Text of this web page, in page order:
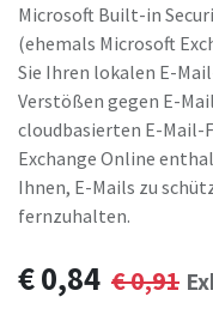
Microsoft Built-in
(ehemals Microsoft
Sie Ihren lokalen E-
Verstößen gegen E-
cloudbasierten E-Mail-
Exchange Online
Ihnen, E-Mails zu
fernzuhalten.
€0,84 €0,91